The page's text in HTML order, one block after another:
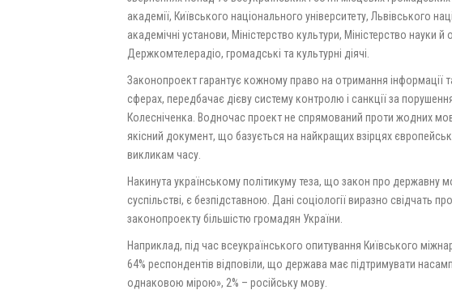
академії, Київського національного університету, Львівського
академічні установи, Міністерство культури, Міністерство науки й
Держкомтелерадіо, громадські та культурні діячі.
Законопроект гарантує кожному право на отримання інформації
сферах, передбачає дієву систему контролю і санкції за
Колесніченка. Водночас проект не спрямований проти жодних
якісний документ, що базується на найкращих взірцях
викликам часу.
Накинута українському політикуму теза, що закон про державну
суспільстві, є безпідставною. Дані соціології виразно свідчать
законопроекту більшістю громадян України.
Наприклад, під час всеукраїнського опитування Київського
64% респондентів відповіли, що держава має підтримувати
однаковою мірою», 2% – російську мову.